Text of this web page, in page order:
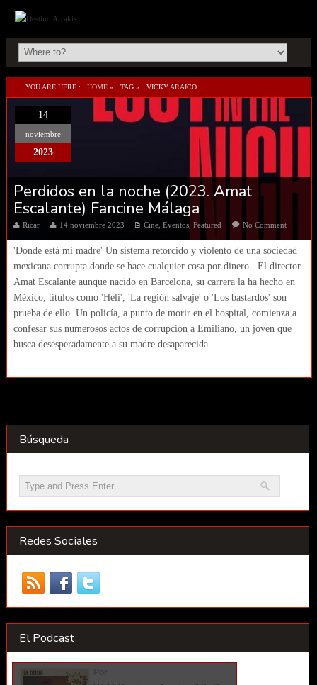
YOU ARE HERE : HOME » TAG » VICKY ARAICO
14
noviembre
2023
Perdidos en la noche (2023. Amat
Escalante) Fancine Málaga
Ricar 14 noviembre 2023 Cine, Eventos, Featured No Comment
'Donde está mi madre' Un sistema retorcido y violento de una sociedad
mexicana corrupta donde se hace cualquier cosa por dinero. El director
Amat Escalante aunque nacido en Barcelona, su carrera la ha hecho en
México, títulos como 'Heli', 'La región salvaje' o 'Los bastardos' son
prueba de ello. Un policía, a punto de morir en el hospital, comienza a
confesar sus numerosos actos de corrupción a Emiliano, un joven que
busca desesperadamente a su madre desaparecida ...
Búsqueda
Redes Sociales
El Podcast